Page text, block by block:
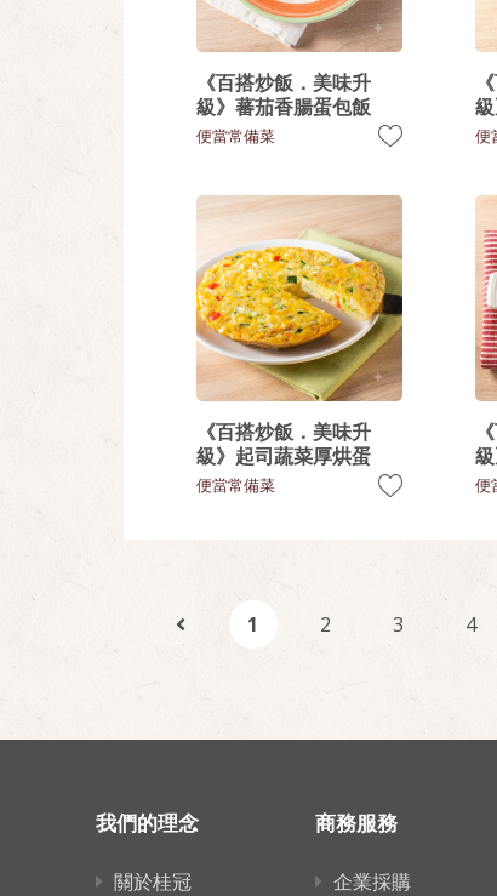
《百搭炒飯．美味升
級》蕃茄香腸蛋包飯
便當常備菜 便
《百搭炒飯．美味升
級》起司蔬菜厚烘蛋
便當常備菜 便
1 2 3 4
我們的理念
關於桂冠
商務服務
企業採購